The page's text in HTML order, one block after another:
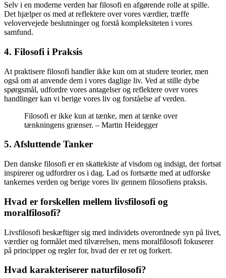
Selv i en moderne verden har filosofi en afgørende rolle at spille.
Det hjælper os med at reflektere over vores værdier, træffe
velovervejede beslutninger og forstå kompleksiteten i vores
samfund.
4. Filosofi i Praksis
At praktisere filosofi handler ikke kun om at studere teorier, men
også om at anvende dem i vores daglige liv. Ved at stille dybe
spørgsmål, udfordre vores antagelser og reflektere over vores
handlinger kan vi berige vores liv og forståelse af verden.
Filosofi er ikke kun at tænke, men at tænke over
tænkningens grænser. – Martin Heidegger
5. Afsluttende Tanker
Den danske filosofi er en skattekiste af visdom og indsigt, der fortsat
inspirerer og udfordrer os i dag. Lad os fortsætte med at udforske
tankernes verden og berige vores liv gennem filosofiens praksis.
Hvad er forskellen mellem livsfilosofi og
moralfilosofi?
Livsfilosofi beskæftiger sig med individets overordnede syn på livet,
værdier og formålet med tilværelsen, mens moralfilosofi fokuserer
på principper og regler for, hvad der er ret og forkert.
Hvad karakteriserer naturfilosofi?